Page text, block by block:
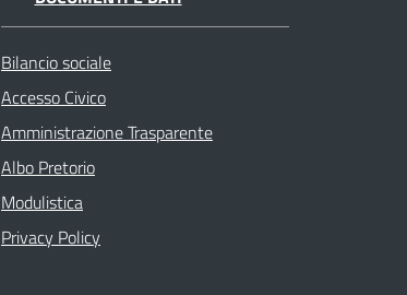
Bilancio sociale
Accesso Civico
Amministrazione Trasparente
Albo Pretorio
Modulistica
Privacy Policy